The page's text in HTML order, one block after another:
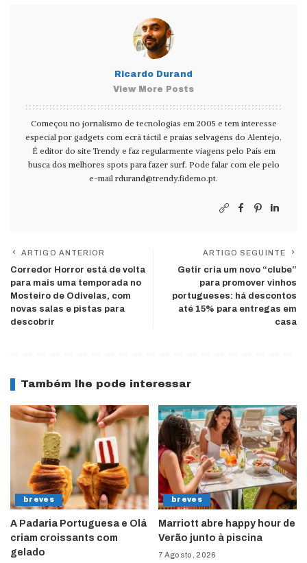
Ricardo Durand
View More Posts
Começou no jornalismo de tecnologias em 2005 e tem interesse
especial por gadgets com ecrã táctil e praias selvagens do Alentejo.
É editor do site Trendy e faz regularmente viagens pelo País em
busca dos melhores spots para fazer surf. Pode falar com ele pelo
e-mail rdurand@trendy.fidemo.pt.
ARTIGO ANTERIOR
Corredor Horror está de volta
para mais uma temporada no
Mosteiro de Odivelas, com
novas salas e pistas para
descobrir
ARTIGO SEGUINTE
Getir cria um novo “clube”
para promover vinhos
portugueses: há descontos
até 15% para entregas em
casa
Também lhe pode interessar
breves
A Padaria Portuguesa e Olá
criam croissants com
gelado
breves
Marriott abre happy hour de
Verão junto à piscina
7 Agosto, 2026